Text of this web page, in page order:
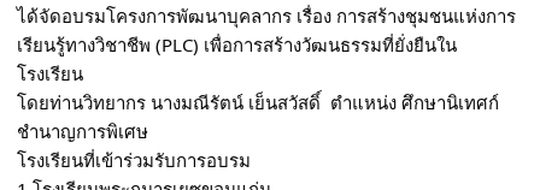
ได้จัดอบรมโครงการพัฒนาบุคลากร เรื่อง การสร้างชุมชนแห่งการ
เรียนรู้ทางวิชาชีพ (PLC) เพื่อการสร้างวัฒนธรรมที่ยั่งยืนใน
โรงเรียน
โดยท่านวิทยากร นางมณีรัตน์ เย็นสวัสดิ์  ตำแหน่ง ศึกษานิเทศก์
ชำนาญการพิเศษ
โรงเรียนที่เข้าร่วมรับการอบรม